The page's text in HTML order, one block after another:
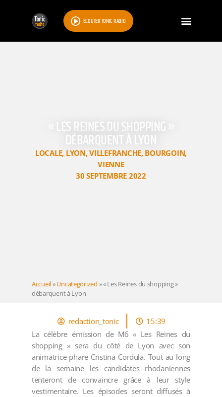
ÉCOUTER TONIC RADIO
« LES REINES DU SHOPPING »
DÉBARQUENT À LYON
LOCALE, LYON,VILLEFRANCHE, BOURGOIN,
VIENNE
30 SEPTEMBRE 2022
Accueil»Uncategorized »« Les Reines du shopping »
débarquent à Lyon
redaction_tonic
15:39
La célèbre émission de M6 « Les Reines du
shopping » sera du côté de Lyon avec son
animatrice phare Cristina Cordula. Tout au long
de la semaine les candidates rhodaniennes
tenteront de convaincre grâce à leur style
vestimentaire. Les épisodes seront diffusés à